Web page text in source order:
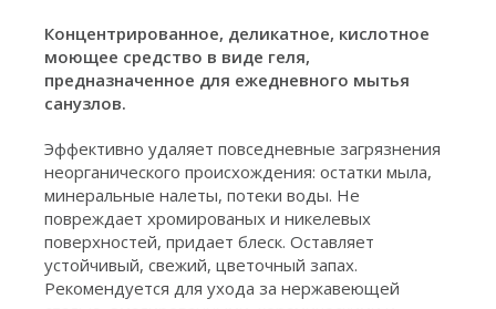
Концентрированное, деликатное, кислотное
моющее средство в виде геля,
предназначенное для ежедневного мытья
санузлов.
Эффективно удаляет повседневные загрязнения
неорганического происхождения: остатки мыла,
минеральные налеты, потеки воды. Не
повреждает хромированых и никелевых
поверхностей, придает блеск. Оставляет
устойчивый, свежий, цветочный запах.
Рекомендуется для ухода за нержавеющей